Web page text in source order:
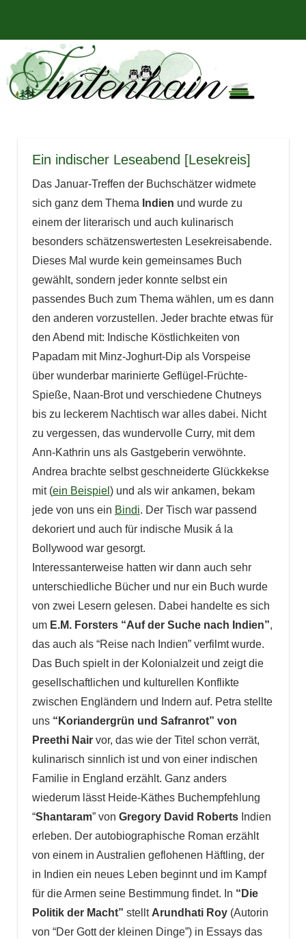
springen
Tintenhain
–
Der
Rezensionen
und
mehr
Ein indischer Leseabend [Lesekreis]
Das Januar-Treffen der Buchschätzer widmete
sich ganz dem Thema Indien und wurde zu
einem der literarisch und auch kulinarisch
besonders schätzenswertesten Lesekreisabende.
Dieses Mal wurde kein gemeinsames Buch
gewählt, sondern jeder konnte selbst ein
passendes Buch zum Thema wählen, um es dann
den anderen vorzustellen. Jeder brachte etwas für
den Abend mit: Indische Köstlichkeiten von
Papadam mit Minz-Joghurt-Dip als Vorspeise
über wunderbar marinierte Geflügel-Früchte-
Spieße, Naan-Brot und verschiedene Chutneys
bis zu leckerem Nachtisch war alles dabei. Nicht
zu vergessen, das wundervolle Curry, mit dem
Ann-Kathrin uns als Gastgeberin verwöhnte.
Andrea brachte selbst geschneiderte Glückkekse
mit (ein Beispiel ) und als wir ankamen, bekam
jede von uns ein Bindi. Der Tisch war passend
dekoriert und auch für indische Musik á la
Bollywood war gesorgt.
Interessanterweise hatten wir dann auch sehr
unterschiedliche Bücher und nur ein Buch wurde
von zwei Lesern gelesen. Dabei handelte es sich
um E.M. Forsters “Auf der Suche nach Indien”,
das auch als “Reise nach Indien” verfilmt wurde.
Das Buch spielt in der Kolonialzeit und zeigt die
gesellschaftlichen und kulturellen Konflikte
zwischen Engländern und Indern auf. Petra stellte
uns “Koriandergrün und Safranrot” von
Preethi Nairvor, das wie der Titel schon verrät,
kulinarisch sinnlich ist und von einer indischen
Familie in England erzählt. Ganz anders
wiederum lässt Heide-Käthes Buchempfehlung
“Shantaram” von Gregory David RobertsIndien
erleben. Der autobiographische Roman erzählt
von einem in Australien geflohenen Häftling, der
in Indien ein neues Leben beginnt und im Kampf
für die Armen seine Bestimmung findet. In “Die
Politik der Macht” stelltArundhati Roy(Autorin
von “Der Gott der kleinen Dinge”) in Essays das